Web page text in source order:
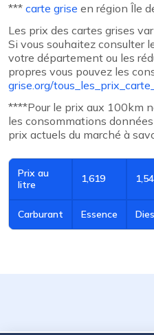
*** carte grise en région Île
Les prix des cartes grises
Si vous souhaitez consulter
votre département ou les
propres vous pouvez les
grise.org/
****Pour le prix aux 100km
les consommations
prix actuels du marché à
Prix au
litre
1,619
Carburant Essence